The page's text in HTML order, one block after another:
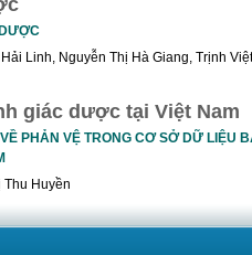
Linh, Nguyễn Thị Hà Giang, Trịnh
giác dược tại Việt Nam
PHẢN VỆ TRONG CƠ SỞ DỮ LIỆU
Huyền